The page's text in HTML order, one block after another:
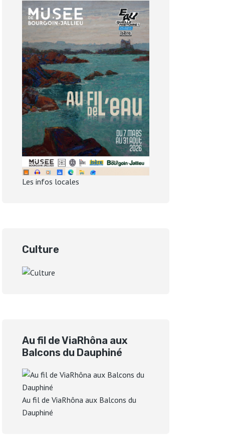
Les infos locales
Culture
Au fil de ViaRhôna aux
Balcons du Dauphiné
Au fil de ViaRhôna aux Balcons du
Dauphiné